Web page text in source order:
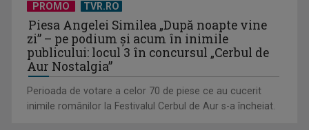
aventură, la TVR 2
PROMO TVR.RO
Piesa Angelei Similea „După noapte vine
zi” – pe podium şi acum în inimile
publicului: locul 3 în concursul „Cerbul de
Aur Nostalgia”
Perioada de votare a celor 70 de piese ce au cucerit
inimile românilor la Festivalul Cerbul de Aur s-a încheiat.